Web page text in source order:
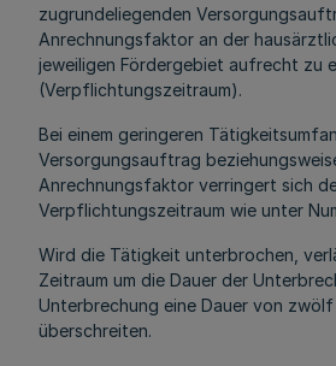
zugrundeliegenden
Anrechnungsfaktor an der
jeweiligen Fördergebiet aufrecht zu
(Verpflichtungszeitraum).
Bei einem geringeren
Versorgungsauftrag
Anrechnungsfaktor verringert sich
Verpflichtungszeitraum wie unter
Wird die Tätigkeit unterbrochen,
Zeitraum um die Dauer der
Unterbrechung eine Dauer von
überschreiten.